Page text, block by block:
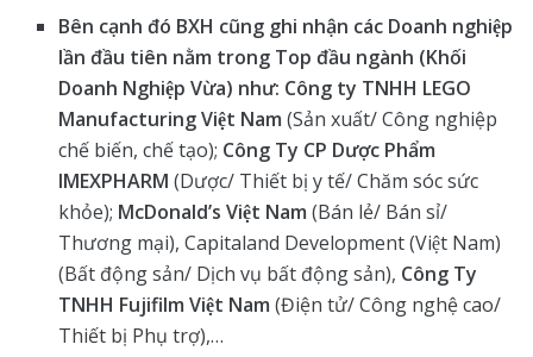
Bên cạnh đó BXH cũng ghi nhận các Doanh nghiệp
lần đầu tiên nằm trong Top đầu ngành (Khối
Doanh Nghiệp Vừa) như: Công ty TNHH LEGO
Manufacturing Việt Nam (Sản xuất/ Công nghiệp
chế biến, chế tạo); Công Ty CP Dược Phẩm
IMEXPHARM (Dược/ Thiết bị y tế/ Chăm sóc sức
khỏe); McDonald’s Việt Nam (Bán lẻ/ Bán sỉ/
Thương mại), Capitaland Development (Việt Nam)
(Bất động sản/ Dịch vụ bất động sản), Công Ty
TNHH Fujifilm Việt Nam (Điện tử/ Công nghệ cao/
Thiết bị Phụ trợ),…